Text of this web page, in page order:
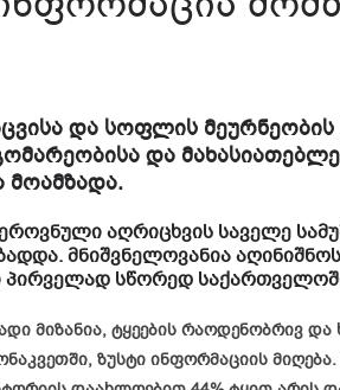
და სოფლის მეურნეობის
და
მოამზადა.
აღრიცხვის საველე
მნიშვნელოვანია
პირველად სწორედ
მიზანია, ტყეების რაოდენობრივ და
ზუსტი ინფორმაციის